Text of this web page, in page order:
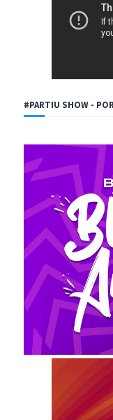
#PARTIU SHOW -